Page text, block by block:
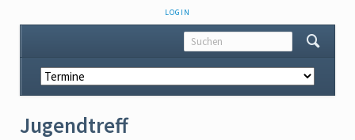
NAVIGATION
ÜBERSPRINGEN
LOGIN
Navigation
überspringen
Jugendtreff